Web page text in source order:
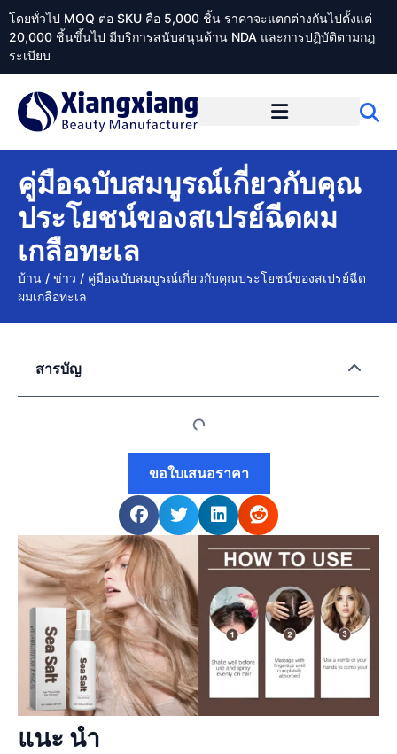
โดยทั่วไป MOQ ต่อ SKU คือ 5,000 ชิ้น ราคาจะแตกต่างกันไปตั้งแต่
20,000 ชิ้นขึ้นไป มีบริการสนับสนุนด้าน NDA และการปฏิบัติตามกฎ
ระเบียบ
คู่มือฉบับสมบูรณ์เกี่ยวกับคุณ
ประโยชน์ของสเปรย์ฉีดผม
เกลือทะเล
บ้าน / ข่าว / คู่มือฉบับสมบูรณ์เกี่ยวกับคุณประโยชน์ของสเปรย์ฉีด
ผมเกลือทะเล
แนะ นำ
สารบัญ
ขอใบเสนอราคา